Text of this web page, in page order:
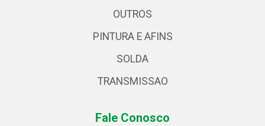
OUTROS
PINTURA E AFINS
SOLDA
TRANSMISSAO
Fale Conosco